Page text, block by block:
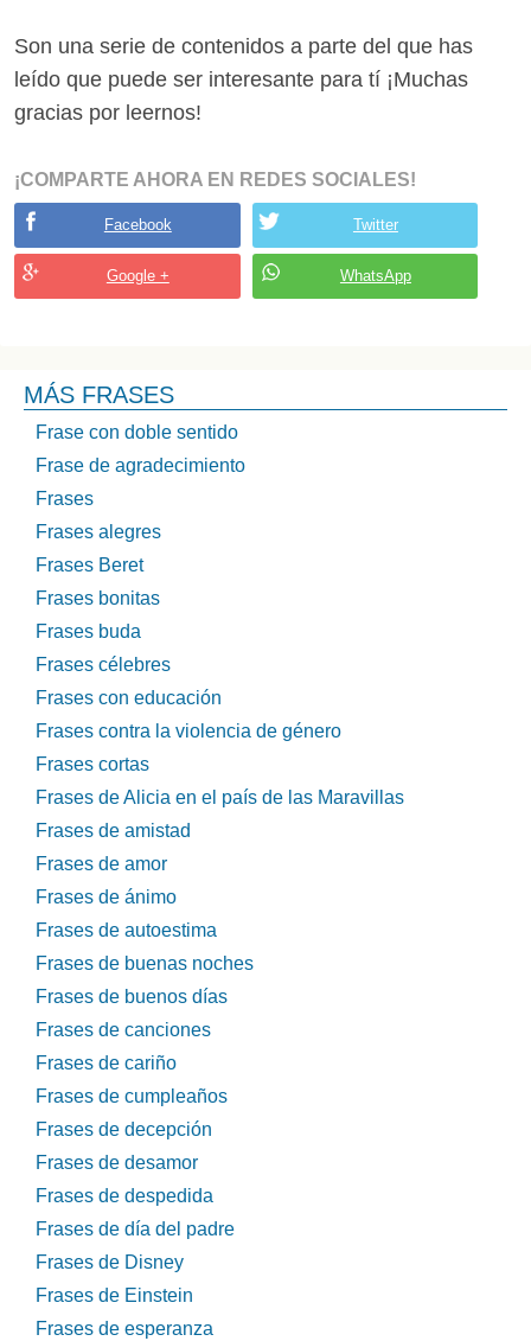
Son una serie de contenidos a parte del que has
leído que puede ser interesante para tí ¡Muchas
gracias por leernos!
¡COMPARTE AHORA EN REDES SOCIALES!
Facebook Twitter
Google + WhatsApp
MÁS FRASES
Frase con doble sentido
Frase de agradecimiento
Frases
Frases alegres
Frases Beret
Frases bonitas
Frases buda
Frases célebres
Frases con educación
Frases contra la violencia de género
Frases cortas
Frases de Alicia en el país de las Maravillas
Frases de amistad
Frases de amor
Frases de ánimo
Frases de autoestima
Frases de buenas noches
Frases de buenos días
Frases de canciones
Frases de cariño
Frases de cumpleaños
Frases de decepción
Frases de desamor
Frases de despedida
Frases de día del padre
Frases de Disney
Frases de Einstein
Frases de esperanza